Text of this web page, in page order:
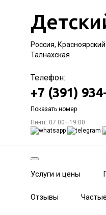
Россия,
Талнахская
Телефон:
+7 (391)
Показать номер
Пн-пт: 07:00—19:00
Услуги и цены
Отзывы